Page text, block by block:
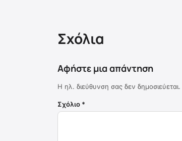
Σχόλια
Αφήστε μια απάντηση
Η ηλ. διεύθυνση σας δεν δημοσιεύεται.
Σχόλιο *